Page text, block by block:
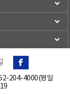
204-4000(평일